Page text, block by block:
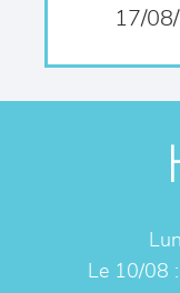
17/
Le 10/08 :